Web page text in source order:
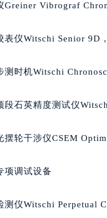
省铁岭市银州区南马路
省沈阳市沈河区中街
市朝阳区建国门外大
省保定市竞秀区朝阳北
古自治区巴彦淖尔市临
古自治区赤峰市红山区
古自治区呼伦贝尔市海
Greiner Vibrograf
表仪Witschi Senior 9D
测时机Witschi
段石英精度测试仪
摆轮干涉仪CSEM
项调试设备
测仪Witschi Perpetual